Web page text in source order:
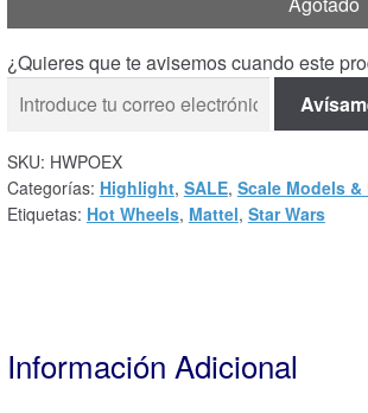
¿Quieres que te avisemos cuando este
SKU: HWPOEX
Categorías: Highlight, SALE, Scale Models &
Etiquetas: Hot Wheels, Mattel, Star Wars
Información Adicional